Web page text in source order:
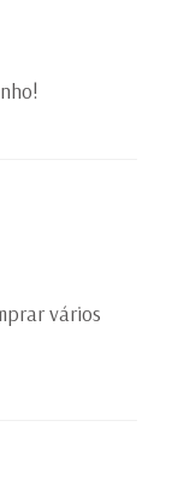
vários